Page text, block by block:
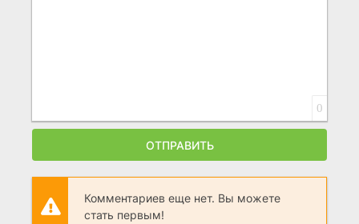
0
ОТПРАВИТЬ
Комментариев еще нет. Вы можете
стать первым!